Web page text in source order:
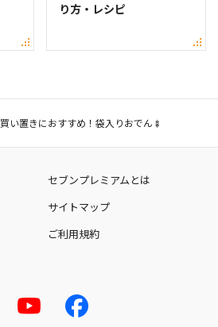
り方・レシピ
買い置きにおすすめ！袋入りおでん🍢
セブンプレミアムとは
サイトマップ
ご利用規約